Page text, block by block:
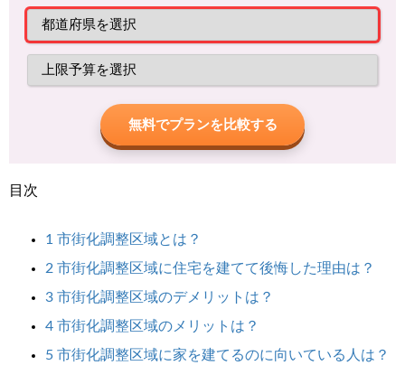
無料でプランを比較する
目次
1 市街化調整区域とは？
2 市街化調整区域に住宅を建てて後悔した理由は？
3 市街化調整区域のデメリットは？
4 市街化調整区域のメリットは？
5 市街化調整区域に家を建てるのに向いている人は？